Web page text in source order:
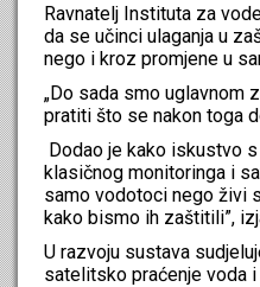
Ravnatelj Instituta za
da se učinci ulaganja u
nego i kroz promjene u
„Do sada smo uglavnom
pratiti što se nakon toga
Dodao je kako iskustvo
klasičnog monitoringa i
samo vodotoci nego živi
kako bismo ih zaštitili”,
U razvoju sustava
satelitsko praćenje voda i